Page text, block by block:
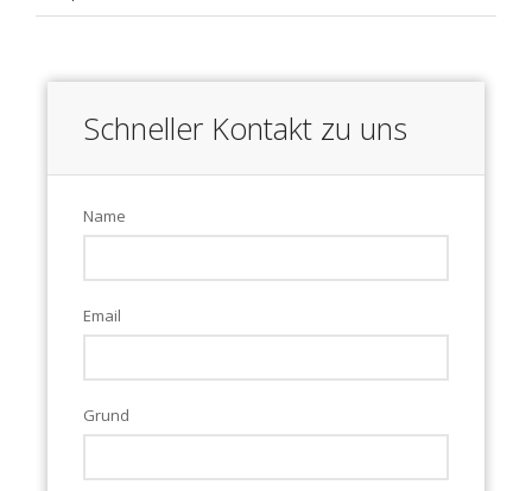
Schneller Kontakt zu uns
Name
Email
Grund